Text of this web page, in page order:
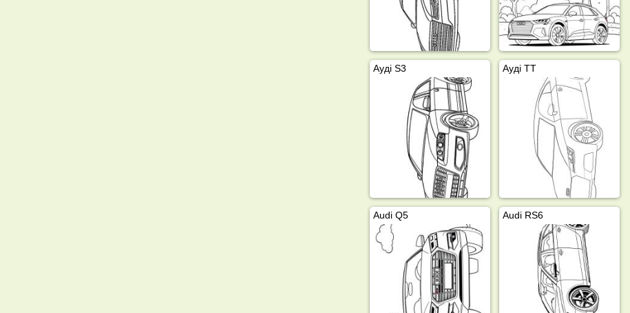
Ауді S3 Ауді ТТ
Audi Q5 Audi RS6